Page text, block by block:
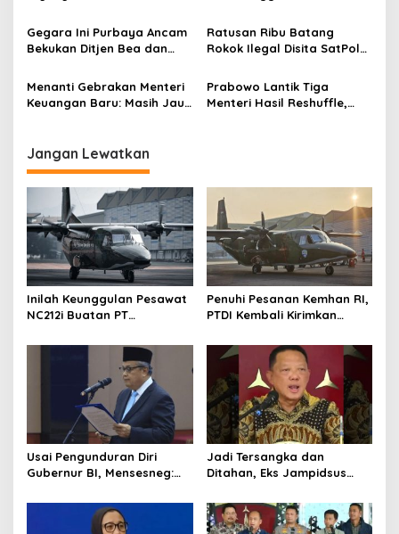
s
Bernasib Sama
Satgas Jembatan
Gegara Ini Purbaya Ancam
Bekukan Ditjen Bea dan
Terancam Dirumahkan
Ratusan Ribu Batang
Rokok Ilegal Disita SatPol
Cukai
Menanti Gebrakan Menteri
Keuangan Baru: Masih Jauh
Prabowo Lantik Tiga
Menteri Hasil Reshuffle,
Jangan Lewatkan
Inilah Keunggulan Pesawat
NC212i Buatan PT
Dukung Berbagai Operasi
Penuhi Pesanan Kemhan RI,
PTDI Kembali Kirimkan
Pangkalan TNI AU
Usai Pengunduran Diri
Gubernur BI, Mensesneg:
Pemberhentian dengan
Jadi Tersangka dan
Ditahan, Eks Jampidsus
Kriminalisasi